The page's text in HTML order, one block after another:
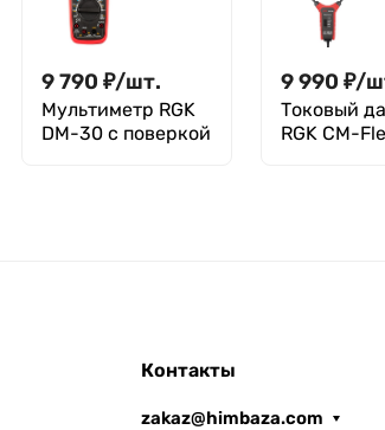
9 790 ₽/шт.
Мультиметр RGK
DM-30 с поверкой
9 990 ₽/
Токовый
RGK CM-
Контакты
zakaz@himbaza.com